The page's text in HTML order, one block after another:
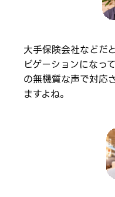
大手保険会社などだ
ビゲーションになっ
の無機質な声で対応
ますよね。